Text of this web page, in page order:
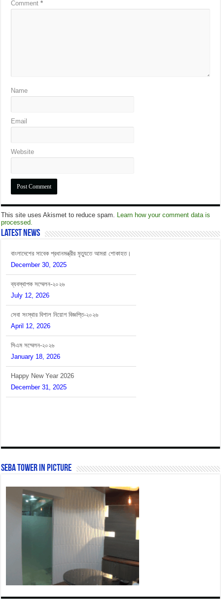
Comment*
Name
Email
Website
This site uses Akismet to reduce spam. Learn how your comment data is
processed.
Latest News
বাংলাদেশের সাবেক প্রধানমন্ত্রীর মৃত্যুতে আমরা শোকাহত।
December 30, 2025
ব্যবস্থাপক সম্মেলন-২০২৬
July 12, 2026
সেবা সংস্থার বিশাল নিয়োগ বিজ্ঞপ্তি-২০২৬
April 12, 2026
সিএম সম্মেলন-২০২৬
January 18, 2026
Happy New Year 2026
December 31, 2025
বাংলাদেশের সাবেক প্রধানমন্ত্রীর মৃত্যুতে আমরা শোকাহত।
December 30, 2025
SEBA Tower In Picture